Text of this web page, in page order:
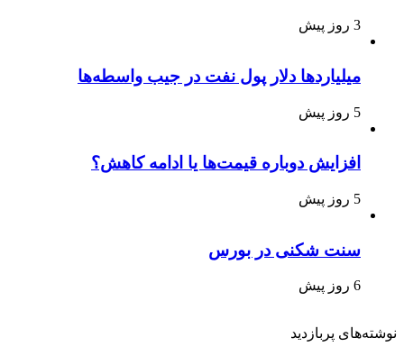
3 روز پیش
میلیاردها دلار پول نفت در جیب واسطه‌ها
5 روز پیش
افزایش دوباره قیمت‌ها یا ادامه کاهش؟
5 روز پیش
سنت شکنی در بورس
6 روز پیش
نوشته‌های پربازدید